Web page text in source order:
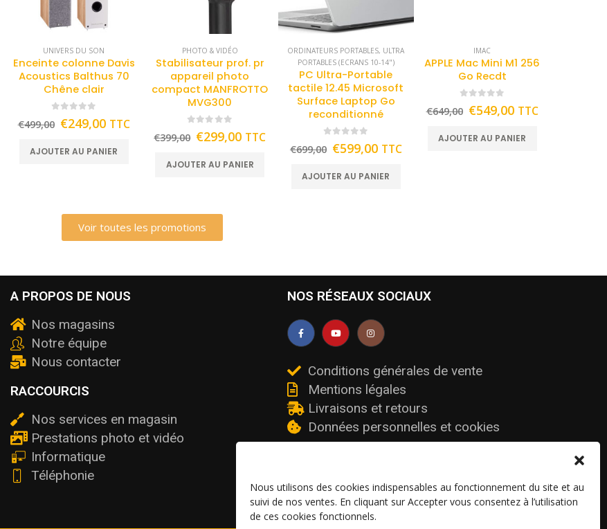
Nous utilisons des cookies indispensables au fonctionnement du site et au
suivi de nos ventes. En cliquant sur Accepter vous consentez à l’utilisation
de ces cookies fonctionnels.
UNIVERS DU SON
Enceinte colonne Davis
Acoustics Balthus 70
Chêne clair
€499,00 €249,00 TTC
AJOUTER AU PANIER
PHOTO & VIDÉO
Stabilisateur prof. pr
appareil photo
compact MANFROTTO
MVG300
€399,00 €299,00 TTC
AJOUTER AU PANIER
ORDINATEURS PORTABLES, ULTRA
PORTABLES (ECRANS 10-14")
PC Ultra-Portable
tactile 12.45 Microsoft
Surface Laptop Go
reconditionné
€699,00 €599,00 TTC
AJOUTER AU PANIER
IMAC
APPLE Mac Mini M1 256
Go Recdt
€649,00 €549,00 TTC
AJOUTER AU PANIER
Voir toutes les promotions
A PROPOS DE NOUS
Nos magasins
Notre équipe
Nous contacter
RACCOURCIS
Nos services en magasin
Prestations photo et vidéo
Informatique
Téléphonie
NOS RÉSEAUX SOCIAUX
Conditions générales de vente
Mentions légales
Livraisons et retours
Données personnelles et cookies